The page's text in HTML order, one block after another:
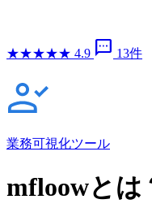
★★★★★ 4.9 sms 13件
業務可視化ツール
mfloowとは